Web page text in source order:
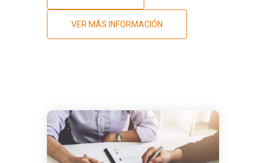
VER MÁS INFORMACIÓN